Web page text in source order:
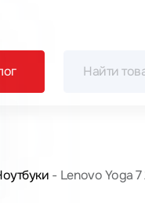
Lenovo Yoga 7